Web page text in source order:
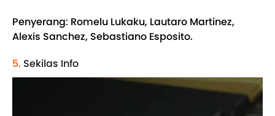
Penyerang: Romelu Lukaku, Lautaro Martinez,
Alexis Sanchez, Sebastiano Esposito.
5. Sekilas Info